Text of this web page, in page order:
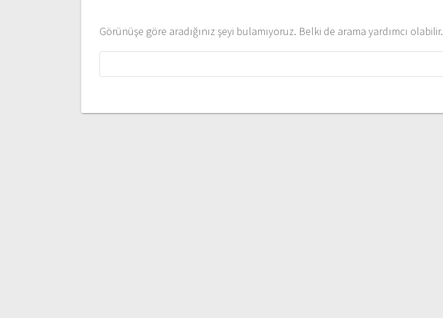
Görünüşe göre aradığınız şeyi bulamıyoruz. Belki de arama yardımcı olabilir.